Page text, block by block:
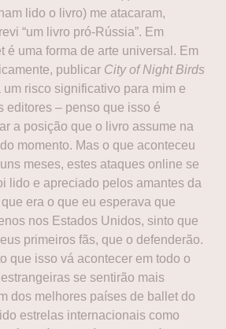
lido o livro) me atacaram,
“um livro pró-Rússia”. Em
é uma forma de arte universal. Em
publicar City of Night Birds
risco significativo para mim e
editores – penso que isso é
a posição que o livro assume na
momento. Mas o que aconteceu
meses, estes ataques online se
lido e apreciado pelos amantes da
era o que eu esperava que
nos Estados Unidos, sinto que
primeiros fãs, que o defenderão.
que isso vá acontecer em todo o
se sentirão mais
dos melhores países de ballet do
estrelas internacionais como